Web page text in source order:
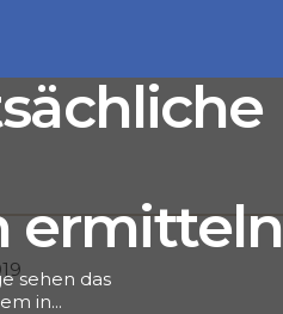
ermitteln
sehen das
in